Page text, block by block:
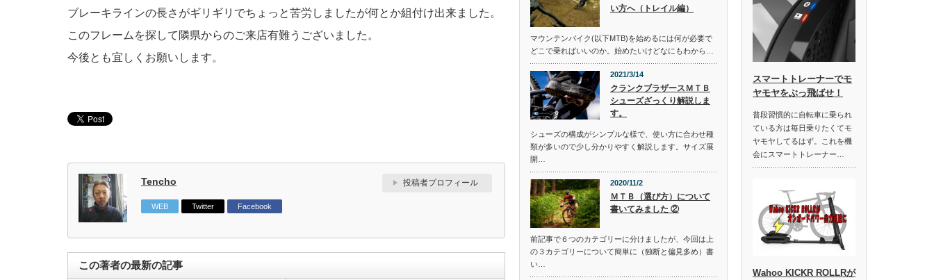
ブレーキラインの長さがギリギリでちょっと苦労しましたが何とか組付け出来ました。
このフレームを探して隣県からのご来店有難うございました。
今後とも宜しくお願いします。
Tencho 投稿者プロフィール
WEB Twitter Facebook
この著者の最新の記事
い方へ（トレイル編）
マウンテンバイク(以下MTB)を始めるには何が必要で
どこで乗ればいいのか。始めたいけどなにもわから…
2021/3/14
クランクブラザースＭＴＢ
シューズざっくり解説しま
す。
シューズの構成がシンプルな様で、使い方に合わせ種
類が多いので少し分かりやすく解説します。サイズ展
開…
2020/11/2
ＭＴＢ（選び方）について
書いてみました ②
前記事で６つのカテゴリーに分けましたが、今回は上
の３カテゴリーについて簡単に（独断と偏見多め）書
い…
スマートトレーナーでモ
ヤモヤをぶっ飛ばせ！
普段習慣的に自転車に乗られ
ている方は毎日乗りたくてモ
ヤモヤしてるはず。これを機
会にスマートトレーナー…
Wahoo KICKR ROLLRが